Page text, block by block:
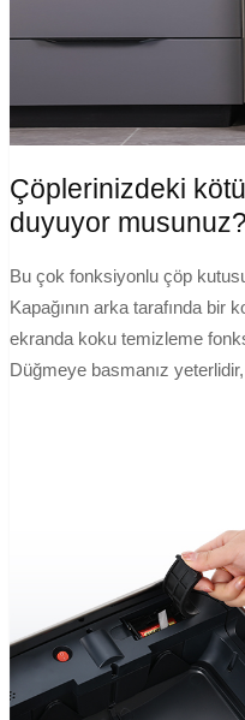
Çöplerinizdeki
duyuyor musunuz?
Bu çok fonksiyonlu çöp
Kapağının arka tarafında bir
ekranda koku temizleme
Düğmeye basmanız yeterlidir,